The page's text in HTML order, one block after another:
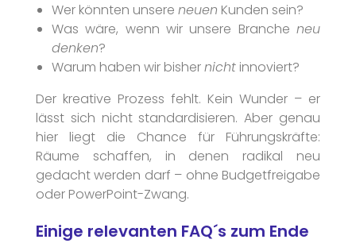
Wer könnten unsere neuen Kunden sein?
Was wäre, wenn wir unsere Branche neu
denken?
Warum haben wir bishernicht innoviert?
Der kreative Prozess fehlt. Kein Wunder – er
lässt sich nicht standardisieren. Aber genau
hier liegt die Chance für Führungskräfte:
Räume schaffen, in denen radikal neu
gedacht werden darf – ohne Budgetfreigabe
oder PowerPoint-Zwang.
Einige relevanten FAQ´s zum Ende